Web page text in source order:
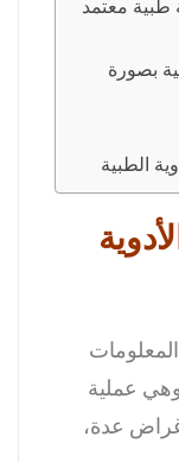
معتمد
بصورة
الطبية
وهي عملية
عدة،